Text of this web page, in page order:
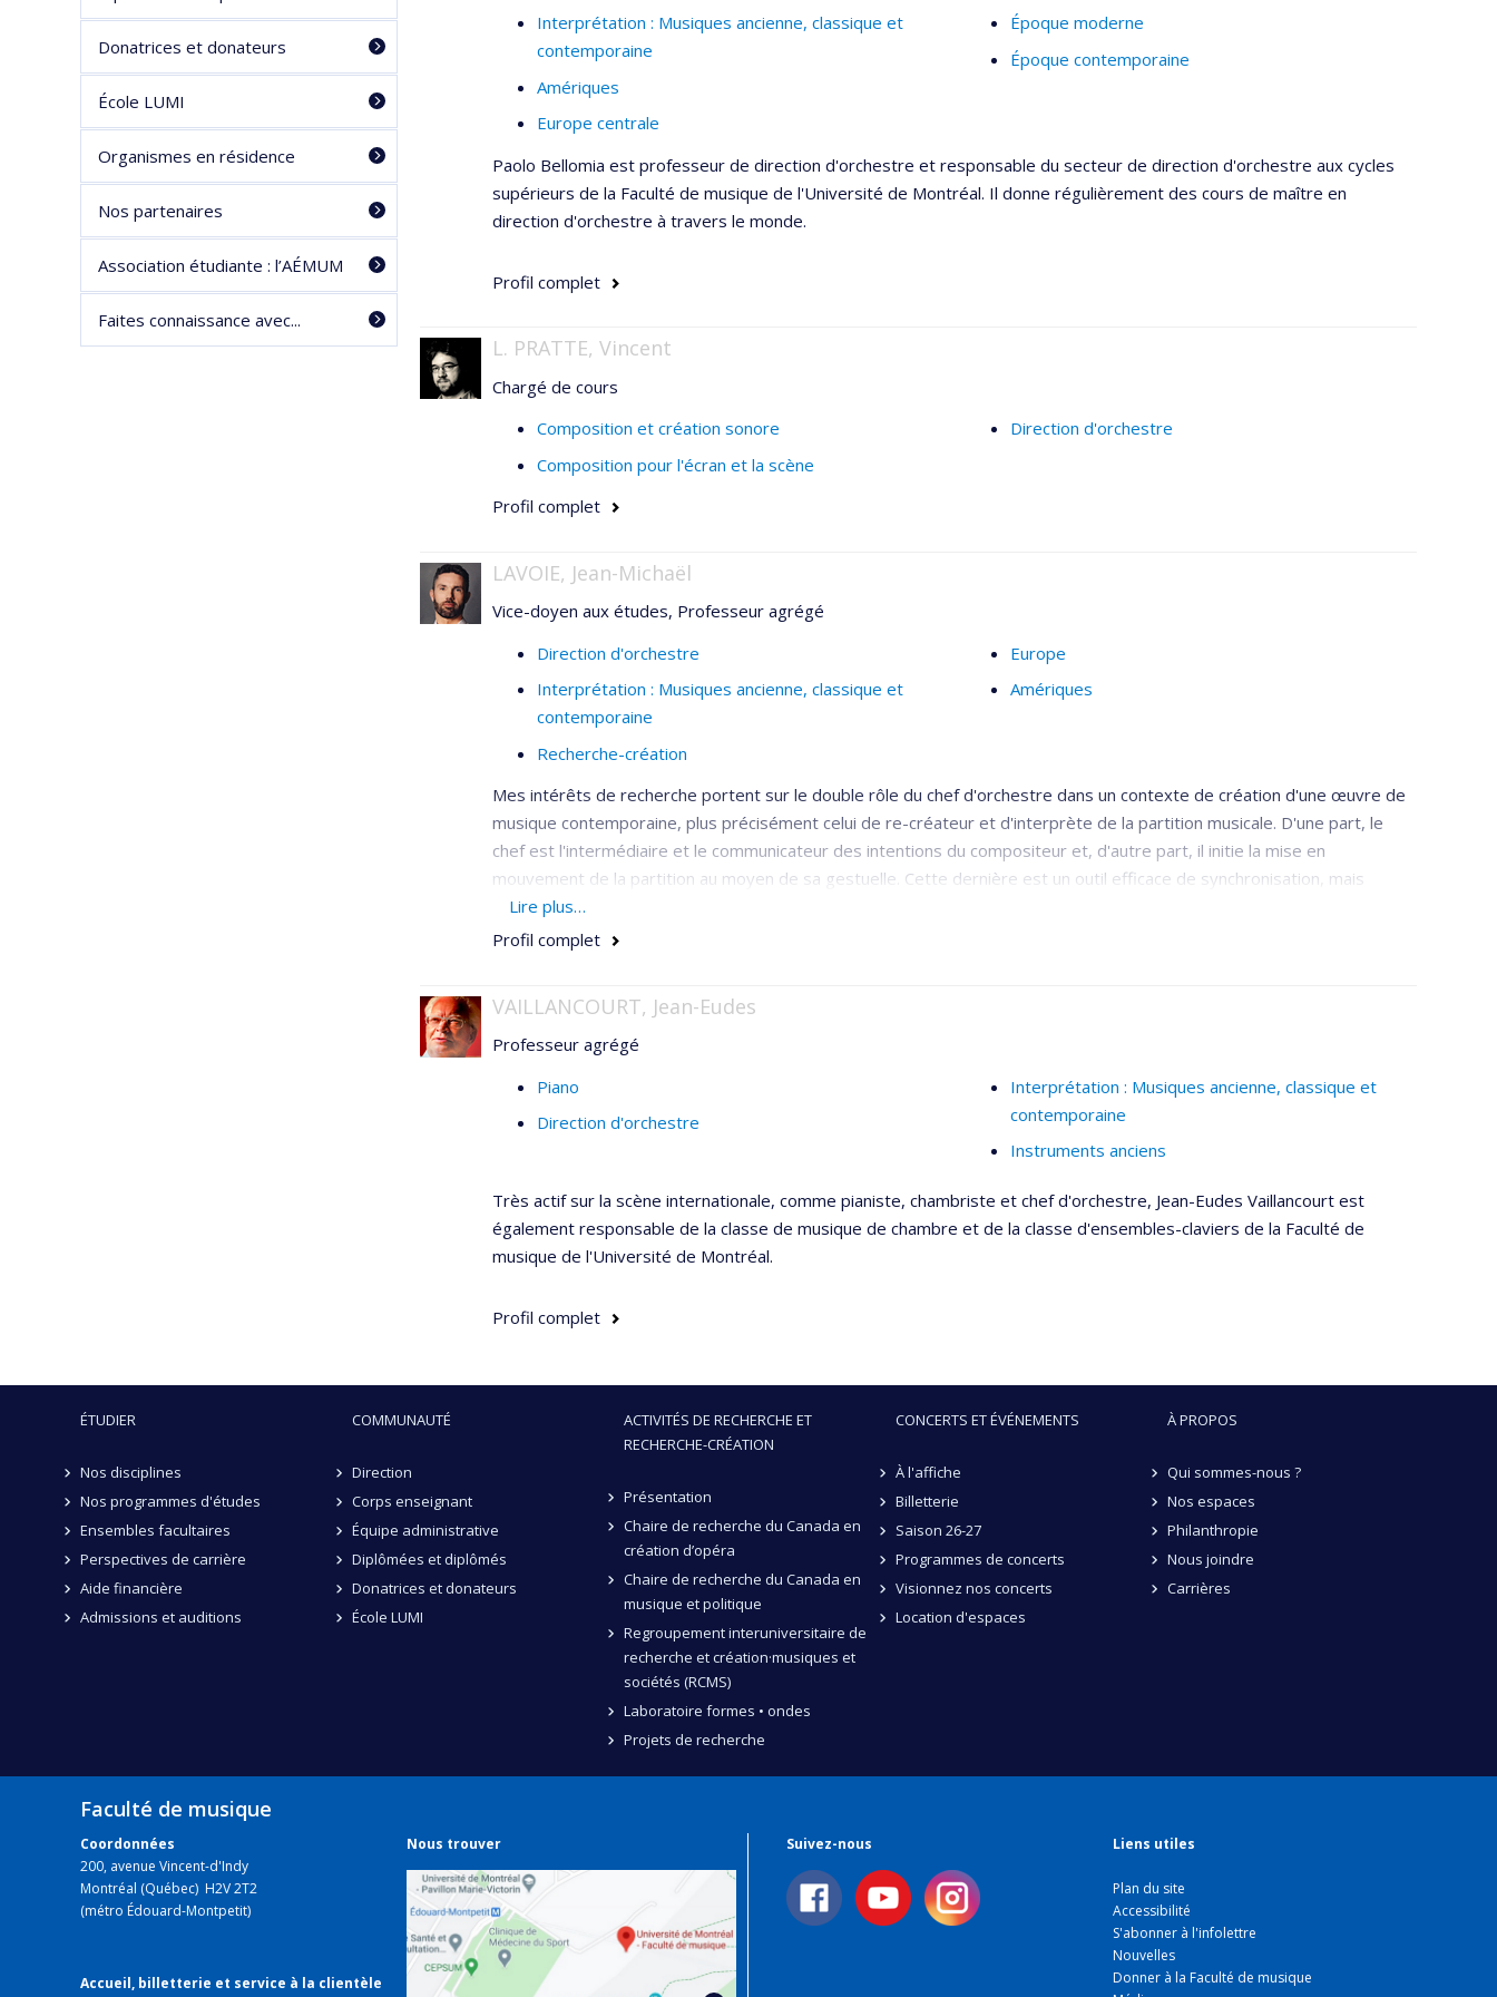
Interprétation : Musiques ancienne, classique et
contemporaine
Amériques
Europe centrale
Époque moderne
Époque contemporaine
Paolo Bellomia est professeur de direction d'orchestre et responsable du secteur de direction d'orchestre aux cycles
supérieurs de la Faculté de musique de l'Université de Montréal. Il donne régulièrement des cours de maître en
direction d'orchestre à travers le monde.
Profil complet
L. PRATTE, Vincent
Chargé de cours
Composition et création sonore
Composition pour l'écran et la scène
Direction d'orchestre
Profil complet
LAVOIE, Jean-Michaël
Vice-doyen aux études, Professeur agrégé
Direction d'orchestre
Interprétation : Musiques ancienne, classique et
contemporaine
Recherche-création
Europe
Amériques
Mes intérêts de recherche portent sur le double rôle du chef d'orchestre dans un contexte de création d'une œuvre de
musique contemporaine, plus précisément celui de re-créateur et d'interprète de la partition musicale. D'une part, le
chef est l'intermédiaire et le communicateur des intentions du compositeur et, d'autre part, il initie la mise en
mouvement de la partition au moyen de sa gestuelle. Cette dernière est un outil efficace de synchronisation, mais
demeure un aspect limité et technique de la pratique de la direction d'orchestre. À elle seule, la gestuelle est largement
insuffisante pour communiquer de manière exhaustive l'intention du compositeur et les choix interprétatifs du chef
pensée musicale à d'autres musiciens.
Lire plus…
Profil complet
VAILLANCOURT, Jean-Eudes
Professeur agrégé
Piano
Direction d'orchestre
Interprétation : Musiques ancienne, classique et
contemporaine
Instruments anciens
Très actif sur la scène internationale, comme pianiste, chambriste et chef d'orchestre, Jean-Eudes Vaillancourt est
également responsable de la classe de musique de chambre et de la classe d'ensembles-claviers de la Faculté de
musique de l'Université de Montréal.
Profil complet
Donatrices et donateurs
École LUMI
Organismes en résidence
Nos partenaires
Association étudiante : l’AÉMUM
Faites connaissance avec...
ÉTUDIER
Nos disciplines
Nos programmes d'études
Ensembles facultaires
Perspectives de carrière
Aide financière
Admissions et auditions
COMMUNAUTÉ
Direction
Corps enseignant
Équipe administrative
Diplômées et diplômés
Donatrices et donateurs
École LUMI
ACTIVITÉS DE RECHERCHE ET
RECHERCHE-CRÉATION
Présentation
Chaire de recherche du Canada en
création d’opéra
Chaire de recherche du Canada en
musique et politique
Regroupement interuniversitaire de
recherche et création·musiques et
sociétés (RCMS)
Laboratoire formes • ondes
Projets de recherche
CONCERTS ET ÉVÉNEMENTS
À l'affiche
Billetterie
Saison 26-27
Programmes de concerts
Visionnez nos concerts
Location d'espaces
À PROPOS
Qui sommes-nous ?
Nos espaces
Philanthropie
Nous joindre
Carrières
Faculté de musique
Coordonnées
200, avenue Vincent-d'Indy
Montréal (Québec) H2V 2T2
(métro Édouard-Montpetit)
Accueil, billetterie et service à la clientèle
Nous trouver Suivez-nous Liens utiles
Plan du site
Accessibilité
S'abonner à l'infolettre
Nouvelles
Donner à la Faculté de musique